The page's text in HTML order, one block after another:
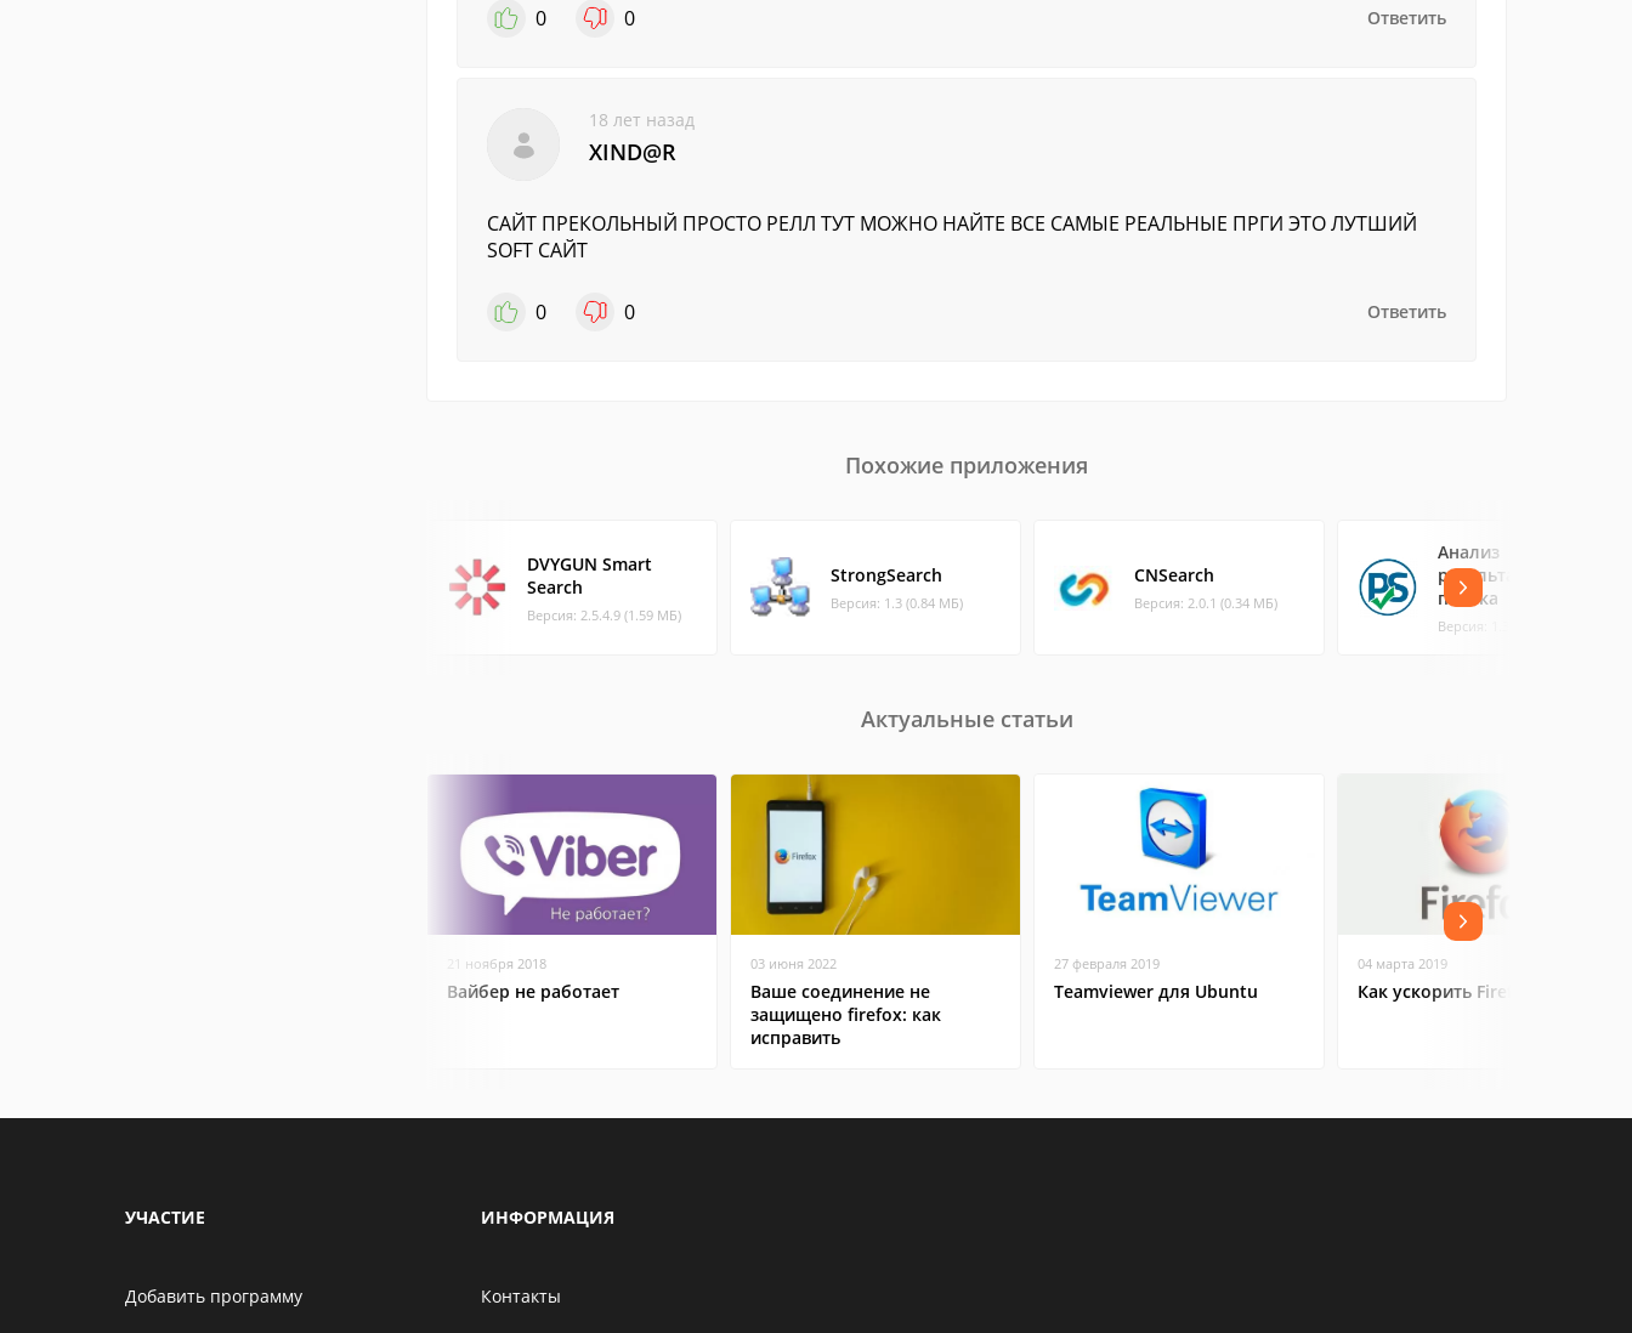
0 0 Ответить
18 лет назад
XIND@R
САЙТ ПРЕКОЛЬНЫЙ ПРОСТО РЕЛЛ ТУТ МОЖНО НАЙТЕ ВСЕ САМЫЕ РЕАЛЬНЫЕ ПРГИ ЭТО ЛУТШИЙ
SOFT САЙТ
0 0 Ответить
Похожие приложения
DVYGUN Smart
Search
Версия: 2.5.4.9 (1.59 МБ)
StrongSearch
Версия: 1.3 (0.84 МБ)
CNSearch
Версия: 2.0.1 (0.34 МБ)
Анализ
результатов
поиска
Версия: 1.30 (6.39 МБ)
Актуальные статьи
21 ноября 2018
Вайбер не работает
03 июня 2022
Ваше соединение не
защищено firefox: как
исправить
27 февраля 2019
Teamviewer для Ubuntu
04 марта 2019
Как ускорить Firefox
УЧАСТИЕ
Добавить программу
ИНФОРМАЦИЯ
Контакты